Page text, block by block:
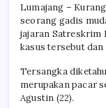
Lumajang –
seorang gadis
jajaran Satreskrim
kasus tersebut dan
Tersangka
merupakan pacar
Agustin (22).